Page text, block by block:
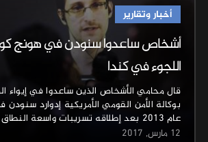
أخبار وتقارير
أشخاص ساعدوا سنودن في هونج
اللجوء في كندا
قال محامي الأشخاص الذين ساعدوا في إيواء
بوكالة الأمن القومي الأمريكية إدوارد
عام 2013 بعد إطلاقه تسريبات واسعة النطاق
12 مارس, 2017